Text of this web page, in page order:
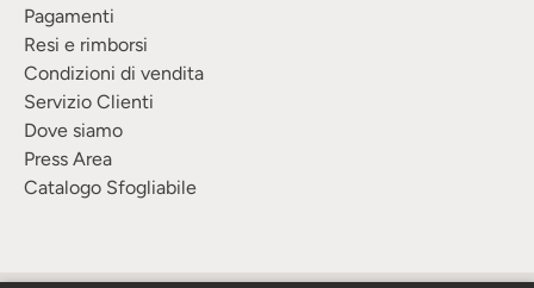
Pagamenti
Resi e rimborsi
Condizioni di vendita
Servizio Clienti
Dove siamo
Press Area
Catalogo Sfogliabile